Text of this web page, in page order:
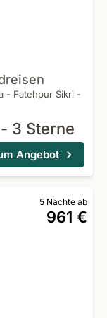
- Fatehpur Sikri -
3 Sterne
Angebot
5 Nächte ab
961 €